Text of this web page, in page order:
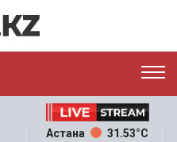
Астана 31.53°C